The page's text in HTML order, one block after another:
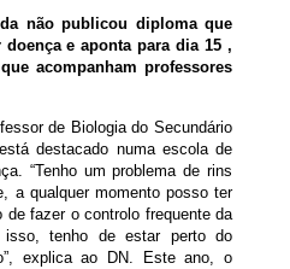
não publicou diploma que
e aponta para dia 15 ,
acompanham professores
de Biologia do Secundário
destacado numa escola de
“Tenho um problema de rins
a qualquer momento posso ter
de fazer o controlo frequente da
tenho de estar perto do
explica ao DN. Este ano, o